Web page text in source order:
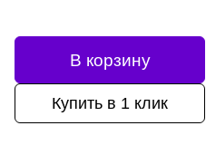
В корзину
Купить в 1 клик